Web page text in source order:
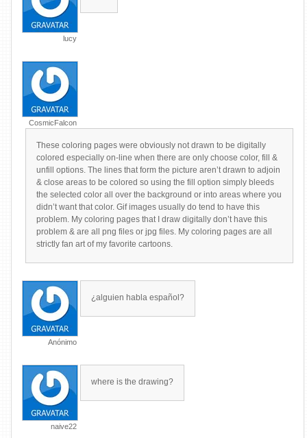
lucy
CosmicFalcon
These coloring pages were obviously not drawn to be digitally
colored especially on-line when there are only choose color, fill &
unfill options. The lines that form the picture aren’t drawn to adjoin
& close areas to be colored so using the fill option simply bleeds
the selected color all over the background or into areas where you
didn’t want that color. Gif images usually do tend to have this
problem. My coloring pages that I draw digitally don’t have this
problem & are all png files or jpg files. My coloring pages are all
strictly fan art of my favorite cartoons.
Anónimo
¿alguien habla español?
naive22
where is the drawing?